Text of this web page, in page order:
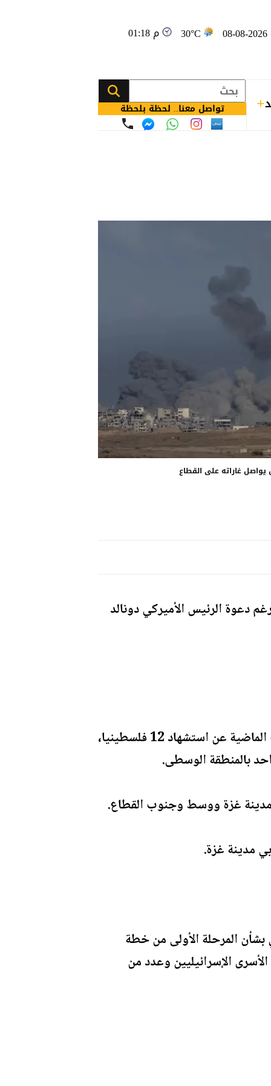
30°C 01:18 م
تواصل معنا.. لحظة بلحظة
دعوة الرئيس الأميركي دونالد
وأفادت مصادر طبية في مستشفيات غزة بأن الغارات الإسرائيلية أسفرت خلال الساعات الماضية عن استشهاد 12 فلسطينيا،
مدينة غزة ووسط وجنوب القطاع.
مدينة غزة.
المرحلة الأولى من خطة
الإسرائيليين وعدد من